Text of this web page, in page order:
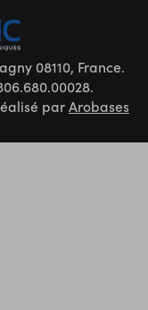
08110, France.
parArobases